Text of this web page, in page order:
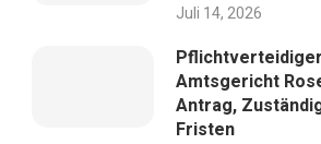
Juli 14, 2026
Amtsgericht
Antrag,
Fristen